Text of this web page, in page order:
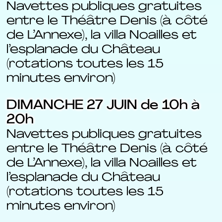
Navettes publiques gratuites
entre le Théâtre Denis (à côté
de L’Annexe), la villa Noailles et
l’esplanade du Château
(rotations toutes les 15
minutes environ)
DIMANCHE 27 JUIN de 10h à
20h
Navettes publiques gratuites
entre le Théâtre Denis (à côté
de L’Annexe), la villa Noailles et
l’esplanade du Château
(rotations toutes les 15
minutes environ)